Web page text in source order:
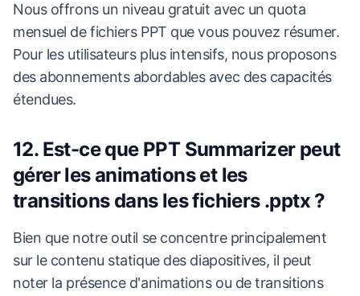
Nous offrons un niveau gratuit avec un quota
mensuel de fichiers PPT que vous pouvez résumer.
Pour les utilisateurs plus intensifs, nous proposons
des abonnements abordables avec des capacités
étendues.
12. Est-ce que PPT Summarizer peut
gérer les animations et les
transitions dans les fichiers .pptx ?
Bien que notre outil se concentre principalement
sur le contenu statique des diapositives, il peut
noter la présence d'animations ou de transitions